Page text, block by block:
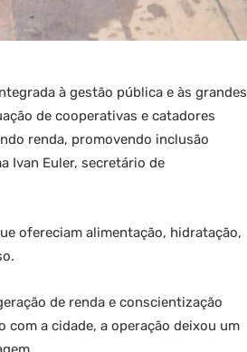
à gestão pública e às grandes
de cooperativas e catadores
renda, promovendo inclusão
Ivan Euler, secretário de
ofereciam alimentação, hidratação,
de renda e conscientização
a cidade, a operação deixou um